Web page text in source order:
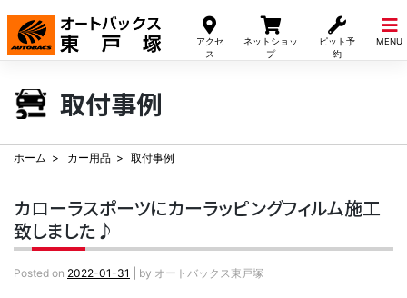
アクセ
ス
ネットショッ
プ
ピット予
約
MENU
Skip
content
取付事例
ホーム カー用品 取付事例
カローラスポーツにカーラッピングフィルム施工
致しました♪
Posted on 2022-01-31 by オートバックス東戸塚